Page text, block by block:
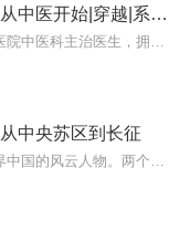
【免费】重生六零年代，从中医开始|穿越|系统流
中央苏区到长征